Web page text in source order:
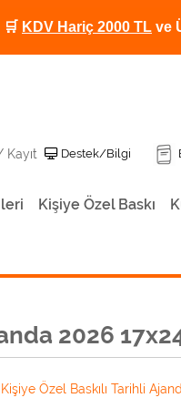
KDV Hariç 2000 TL ve
Kayıt Destek/Bilgi
Destek/Bilgi
Kişiye Özel Baskı
2026
Kişiye Özel Baskılı Tarihli